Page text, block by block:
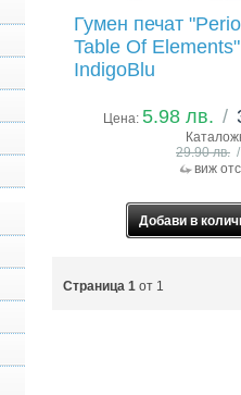
Гумен печат
Table Of
IndigoBlu
Цена: 5.98 лв. /
29.90 лв.
виж
Страница 1 от 1